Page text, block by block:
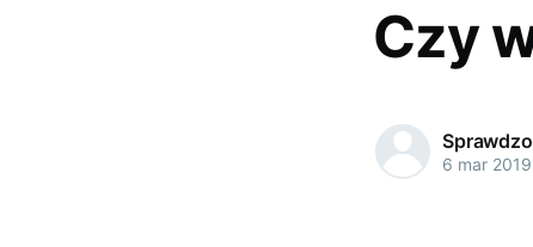
Czy
6 mar 2019